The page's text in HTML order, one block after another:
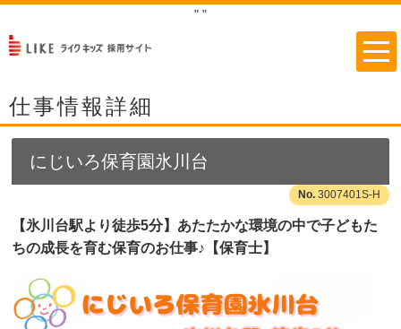
" "
仕事情報詳細
にじいろ保育園氷川台
3007401S-H
【氷川台駅より徒歩5分】あたたかな環境の中で子どもた
ちの成長を育む保育のお仕事♪【保育士】